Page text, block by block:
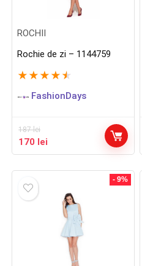
ROCHII
Rochie de zi – 1144759
★ ★ ★ ★ ★
FashionDays
187lei
Prețul
inițial
187 lei.
170 lei
curent
- 9%